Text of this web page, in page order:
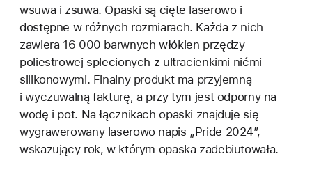
wsuwa i zsuwa. Opaski są cięte laserowo i
dostępne w różnych rozmiarach. Każda z nich
zawiera 16 000 barwnych włókien przędzy
poliestrowej splecionych z ultracienkimi nićmi
silikonowymi. Finalny produkt ma przyjemną
i wyczuwalną fakturę, a przy tym jest odporny na
wodę i pot. Na łącznikach opaski znajduje się
wygrawerowany laserowo napis „Pride 2024”,
wskazujący rok, w którym opaska zadebiutowała.